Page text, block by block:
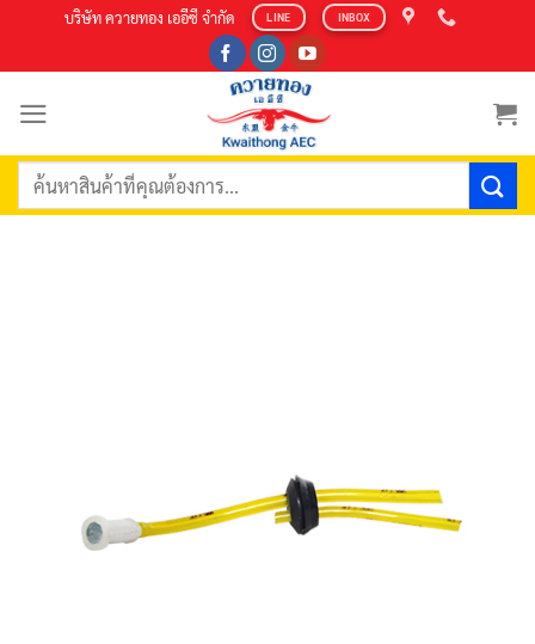
content
บริษัท ควายทอง เออีซี จำกัด LINE INBOX
ค้นหา: